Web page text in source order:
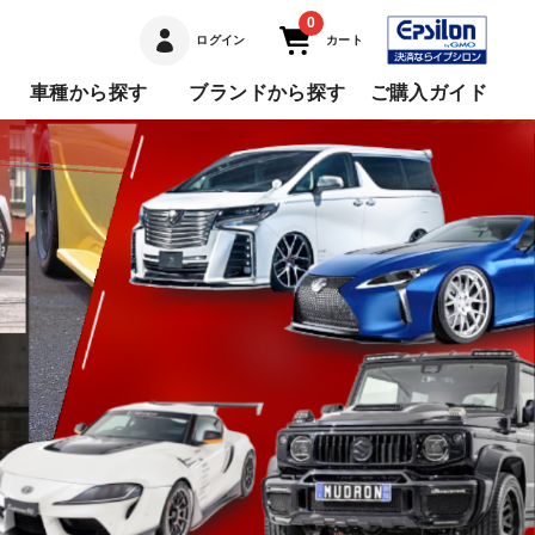
ログイン
0
カート
車種から探す ブランドから探す ご購入ガイド